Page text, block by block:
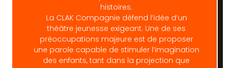
histoires.
La CLAK Compagnie défend l’idée d’un
théâtre jeunesse exigeant. Une de ses
préoccupations majeure est de proposer
une parole capable de stimuler l’imagination
des enfants, tant dans la projection que